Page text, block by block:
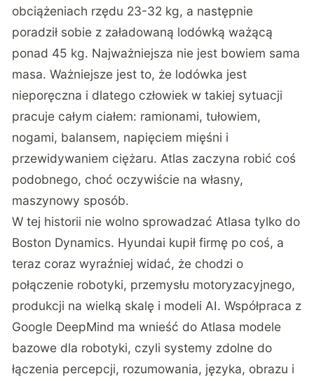
obciążeniach rzędu 23-32 kg, a następnie
poradził sobie z załadowaną lodówką ważącą
ponad 45 kg. Najważniejsza nie jest bowiem sama
masa. Ważniejsze jest to, że lodówka jest
nieporęczna i dlatego człowiek w takiej sytuacji
pracuje całym ciałem: ramionami, tułowiem,
nogami, balansem, napięciem mięśni i
przewidywaniem ciężaru. Atlas zaczyna robić coś
podobnego, choć oczywiście na własny,
maszynowy sposób.
W tej historii nie wolno sprowadzać Atlasa tylko do
Boston Dynamics. Hyundai kupił firmę po coś, a
teraz coraz wyraźniej widać, że chodzi o
połączenie robotyki, przemysłu motoryzacyjnego,
produkcji na wielką skalę i modeli AI. Współpraca z
Google DeepMind ma wnieść do Atlasa modele
bazowe dla robotyki, czyli systemy zdolne do
łączenia percepcji, rozumowania, języka, obrazu i